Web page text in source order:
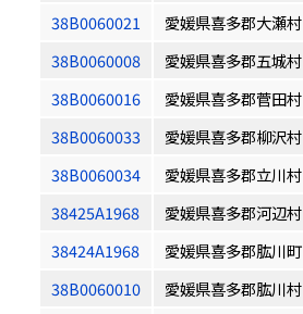
38B0060021
愛媛県喜多郡大瀬村
38B0060008
愛媛県喜多郡五城村
38B0060016
愛媛県喜多郡菅田村
38B0060033
愛媛県喜多郡柳沢村
38B0060034
愛媛県喜多郡立川村
38425A1968
愛媛県喜多郡河辺村
38424A1968
愛媛県喜多郡肱川町
38B0060010
愛媛県喜多郡肱川村